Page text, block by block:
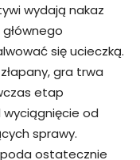
wydają nakaz
się ucieczką.
gra trwa
etap
wyciągnięcie od
sprawy.
ostatecznie